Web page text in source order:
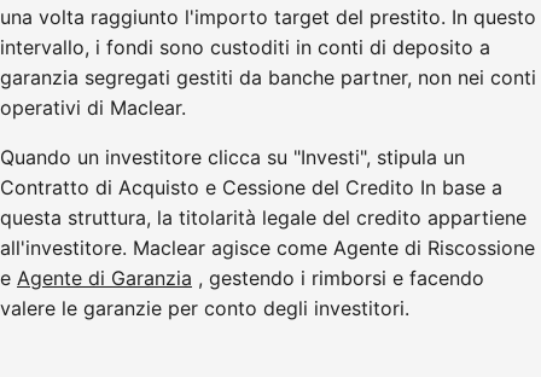
una volta raggiunto l'importo target del prestito. In questo
intervallo, i fondi sono custoditi in conti di deposito a
garanzia segregati gestiti da banche partner, non nei conti
operativi di Maclear.
Quando un investitore clicca su "Investi", stipula un
Contratto di Acquisto e Cessione del Credito In base a
questa struttura, la titolarità legale del credito appartiene
all'investitore. Maclear agisce come Agente di Riscossione
e Agente di Garanzia , gestendo i rimborsi e facendo
valere le garanzie per conto degli investitori.